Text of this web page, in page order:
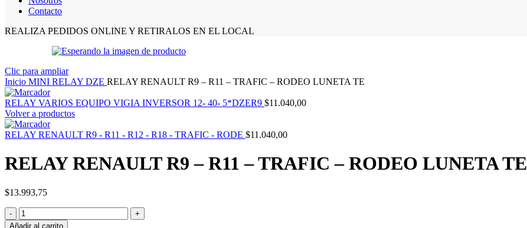
Contacto
REALIZA PEDIDOS ONLINE Y RETIRALOS EN EL LOCAL
Clic para ampliar
Inicio MINI RELAY DZE RELAY RENAULT R9 – R11 – TRAFIC – RODEO LUNETA TE
RELAY VARIOS EQUIPO VIGIA INVERSOR 12- 40- 5*DZER9 $11.040,00
Volver a productos
RELAY RENAULT R9 - R11 - R12 - R18 - TRAFIC - RODE $11.040,00
RELAY RENAULT R9 – R11 – TRAFIC – RODEO LUNETA TE
$13.993,75
RELAY
RENAULT
Añadir al carrito